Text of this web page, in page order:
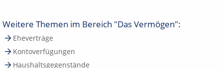
Weitere Themen im Bereich "Das Vermögen":
Eheverträge
Kontoverfügungen
Haushaltsgegenstände